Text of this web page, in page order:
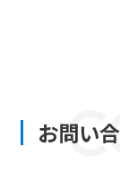
お問い